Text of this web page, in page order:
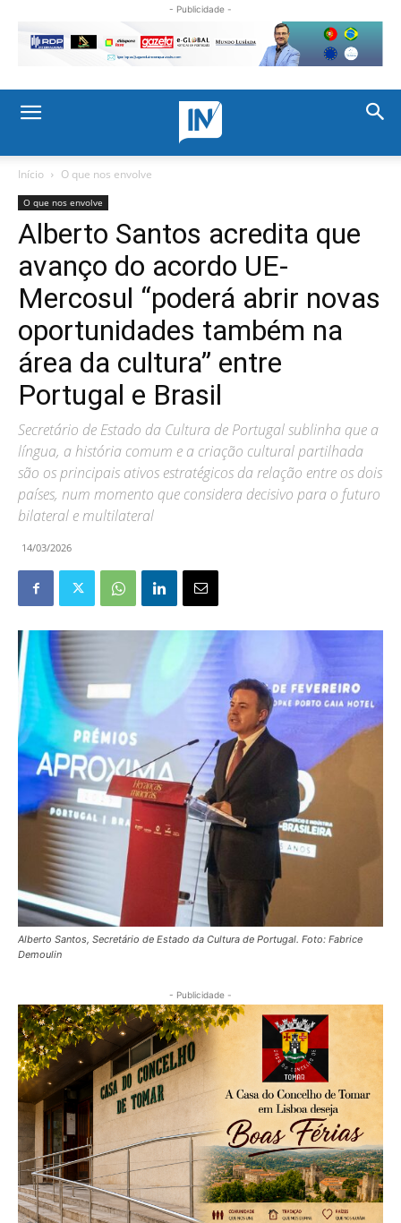
- Publicidade -
Início O que nos envolve
O que nos envolve
Alberto Santos acredita que
avanço do acordo UE-
Mercosul “poderá abrir novas
oportunidades também na
área da cultura” entre
Portugal e Brasil
Secretário de Estado da Cultura de Portugal sublinha que a
língua, a história comum e a criação cultural partilhada
são os principais ativos estratégicos da relação entre os dois
países, num momento que considera decisivo para o futuro
bilateral e multilateral
14/03/2026
Alberto Santos, Secretário de Estado da Cultura de Portugal. Foto: Fabrice
Demoulin
- Publicidade -